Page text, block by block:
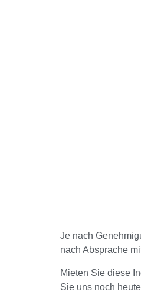
Je nach
nach Absprache
Mieten Sie diese
Sie uns noch